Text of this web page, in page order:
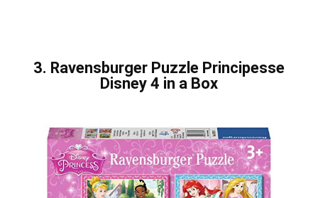
3. Ravensburger Puzzle Principesse
Disney 4 in a Box